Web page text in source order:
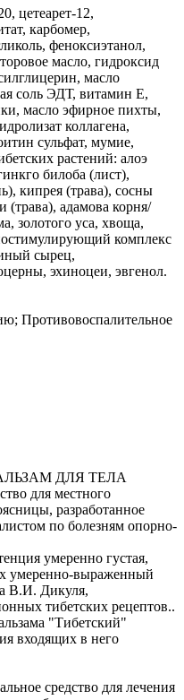
цетеарет-12,
карбомер,
феноксиэтанол,
масло, гидроксид
масло
соль ЭДТ, витамин Е,
масло эфирное пихты,
коллагена,
сульфат, мумие,
растений: алоэ
билоба (лист),
кипрея (трава), сосны
(трава), адамова корня/
золотого уса, хвоща,
комплекс
сырец,
эхиноцеи, эвгенол.
Противовоспалительное
ДЛЯ ТЕЛА
для местного
разработанное
по болезням опорно-
умеренно густая,
умеренно-выраженный
В.И. Дикуля,
тибетских рецептов..
"Тибетский"
входящих в него
средство для лечения